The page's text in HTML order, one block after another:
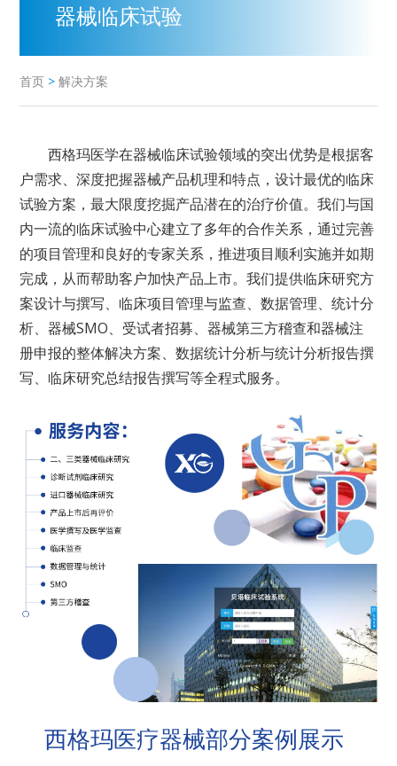
器械临床试验
首页 >解决方案
西格玛医学在器械临床试验领域的突出优势是根据客
户需求、深度把握器械产品机理和特点，设计最优的临床
试验方案，最大限度挖掘产品潜在的治疗价值。我们与国
内一流的临床试验中心建立了多年的合作关系，通过完善
的项目管理和良好的专家关系，推进项目顺利实施并如期
完成，从而帮助客户加快产品上市。我们提供临床研究方
案设计与撰写、 临床项目管理与监查、数据管理、统计分
析、器械SMO、受试者招募、器械第三方稽查和器械注
册申报的整体解决方案、数据统计分析与统计分析报告撰
写、临床研究总结报告撰写等全程式服务。
西格玛医疗器械部分案例展示